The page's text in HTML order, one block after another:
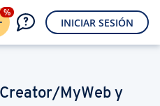
%
INICIAR SESIÓN
MyWeb y